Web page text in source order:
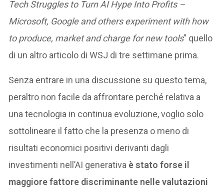
Tech Struggles to Turn AI Hype Into Profits –
Microsoft, Google and others experiment with how
to produce, market and charge for new tools” quello
di un altro articolo di WSJ di tre settimane prima.
Senza entrare in una discussione su questo tema,
peraltro non facile da affrontare perché relativa a
una tecnologia in continua evoluzione, voglio solo
sottolineare il fatto che la presenza o meno di
risultati economici positivi derivanti dagli
investimenti nell’AI generativa è stato forse il
maggiore fattore discriminante nelle valutazioni